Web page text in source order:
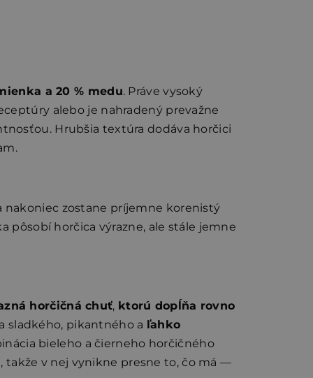
a 20 % medu. Práve vysoký
alebo je nahradený prevažne
Hrubšia textúra dodáva horčici
zostane príjemne korenistý
pôsobí horčica výrazne, ale stále jemne
horčičná chuť, ktorú dopĺňa rovno
sladkého, pikantného a ľahko
bieleho a čierneho horčičného
, takže v nej vynikne presne to, čo má —